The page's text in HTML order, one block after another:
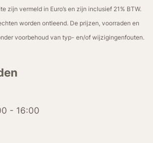
zijn vermeld in Euro’s en zijn inclusief 21% BTW.
worden ontleend. De prijzen, voorraden en
voorbehoud van typ- en/of wijzigingenfouten.
- 16:00